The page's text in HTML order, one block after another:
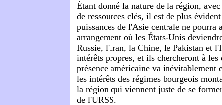
Étant donné la nature de la région, avec
de ressources clés, il est de plus
puissances de l'Asie centrale ne pourra
arrangement où les États-Unis
Russie, l'Iran, la Chine, le Pakistan et
intérêts propres, et ils chercheront à
présence américaine va inévitablement
les intérêts des régimes bourgeois
la région qui viennent juste de se
de l'URSS.